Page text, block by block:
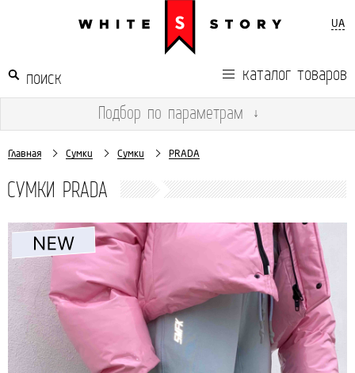
UA
каталог товаров
Подбор по параметрам ↓
Главная Сумки Сумки PRADA
СУМКИ PRADA